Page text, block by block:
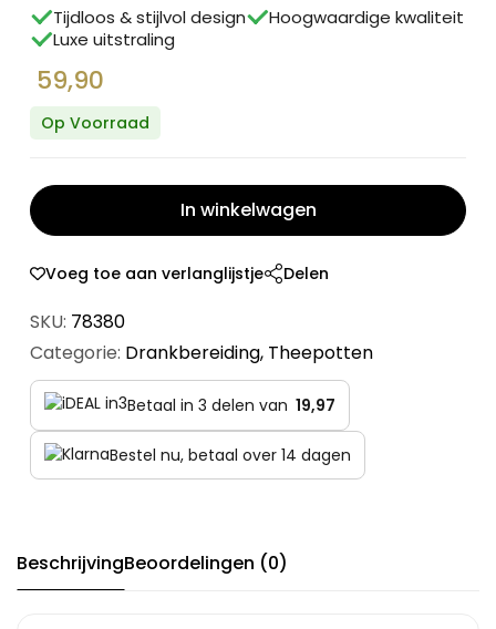
Tijdloos & stijlvol design
Hoogwaardige kwaliteit
Luxe uitstraling
59,90
Op Voorraad
In winkelwagen
Voeg toe aan verlanglijstje Delen
SKU: 78380
Categorie: Drankbereiding, Theepotten
Betaal in 3 delen van 19,97
Bestel nu, betaal over 14 dagen
BeschrijvingBeoordelingen (0)